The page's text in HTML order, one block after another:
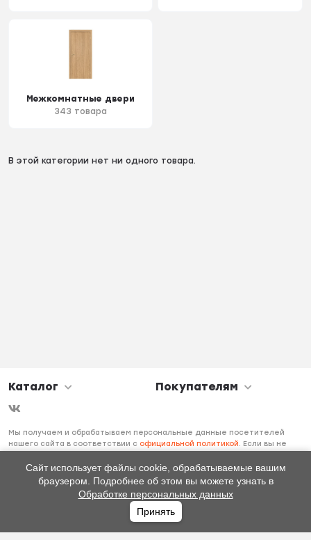
Избранное
Межкомнатные двери
343 товара
В этой категории нет ни одного товара.
Каталог Покупателям
Мы получаем и обрабатываем персональные данные посетителей
нашего сайта в соответствии с официальной политикой. Если вы не
необходимо покинуть наш сайт.
Сайт использует файлы cookie, обрабатываемые вашим
браузером. Подробнее об этом вы можете узнать в
Обработке персональных данных
Принять